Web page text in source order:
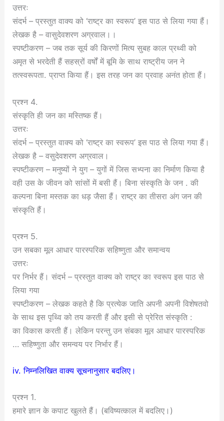
उत्तरः
संदर्भ – प्रस्तुत वाक्य को ‘राष्ट्र का स्वरूप’ इस पाठ से लिया गया हैं।
लेखक है – वासुदेवशरण अग्रवाल।।
स्पष्टीकरण – जब तक सूर्य की किरणों मित्य सुबह काल प्रथ्वी को
अमृत से भरदेती हैं सहस्रों वर्षों में बूमि के साथ राष्ट्रीय जन ने
तत्स्वरूपता. प्राप्त किया हैं। इस तरह जन का प्रवाह अनंत होता हैं।
प्रश्न 4.
संस्कृति ही जन का मस्तिष्क हैं।
उत्तरः
संदर्भ – प्रस्तुत वाक्य को ‘राष्ट्र का स्वरूप’ इस पाठ से लिया गया हैं।
लेखक है – वसुदेवशरण अग्रवाल।
स्पष्टीकरण – मनुष्यों ने युग – युगों में जिस सभ्पना का निर्माण किया है
वही उस के जीवन को सांसों में बसी हैं। बिना संस्कृति के जन . की
कल्पना बिना मस्तक का धड़ जैसा हैं। राष्ट्र का तीसरा अंग जन की
संस्कृति हैं।
प्रश्न 5.
उन सबका मूल आधार पारस्परिक सहिष्णुता और समान्वय
उत्तरः
पर निर्भर हैं। संदर्भ – प्रस्तुत वाक्य को राष्ट्र का स्वरूप इस पाठ से
लिया गया
स्पष्टीकरण – लेखक कहते है कि प्रत्येक जाति अपनी अपनी विशेषतवो
के साथ इस पृथ्वि को तय करती हैं और इसी से प्रेरित संस्कृति :
का विकास करती हैं। लेकिन परन्तु उन संबका मूल आधार पारस्परिक
… सहिष्णुता और समन्वय पर निर्भार हैं।
iv. निम्नलिखित वाक्य सूचनानुसार बदलिए।
प्रश्न 1.
हमारे ज्ञान के कपाट खुलते हैं। (बविष्यत्काल में बदलिए।)